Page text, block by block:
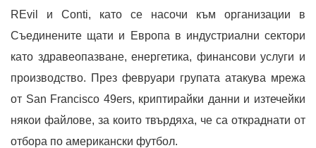
REvil и Conti, като се насочи към организации в
Съединените щати и Европа в индустриални сектори
като здравеопазване, енергетика, финансови услуги и
производство. През февруари групата атакува мрежа
от San Francisco 49ers, криптирайки данни и изтечейки
някои файлове, за които твърдяха, че са откраднати от
отбора по американски футбол.